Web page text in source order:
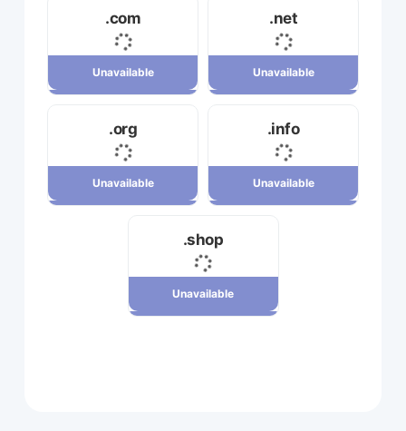
.com
Unavailable
.net
Unavailable
.org
Unavailable
.info
Unavailable
.shop
Unavailable